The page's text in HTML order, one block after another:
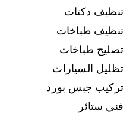
تنظيف دكتات
تنظيف طباخات
تصليح طباخات
تظليل السيارات
تركيب جبس بورد
فني ستائر